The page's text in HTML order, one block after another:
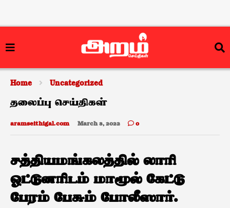
Home Uncategorized
தலைப்பு செய்திகள்
aramseithigal.com March 3, 2022 0
சத்தியமங்கலத்தில் லாரி
ஓட்டுனரிடம் மாமூல் கேட்டு
பேரம் பேசும் போலீஸார்.